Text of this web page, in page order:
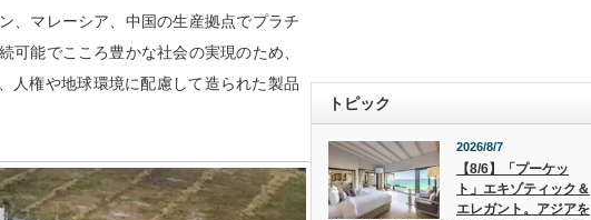
マレーシア、中国の生産拠点でプラチ
能でこころ豊かな社会の実現のため、
人権や地球環境に配慮して造られた製品
トピック
2026/8/7
【8/6】「プーケッ
ト」エキゾティック＆
エレガント。アジアを